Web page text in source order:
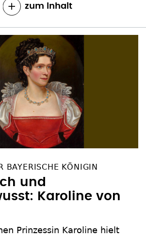
zum Inhalt
BAYERISCHE KÖNIGIN
und
Karoline von
Prinzessin Karoline hielt